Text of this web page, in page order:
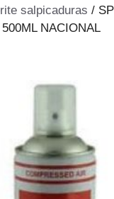
salpicaduras /
NACIONAL